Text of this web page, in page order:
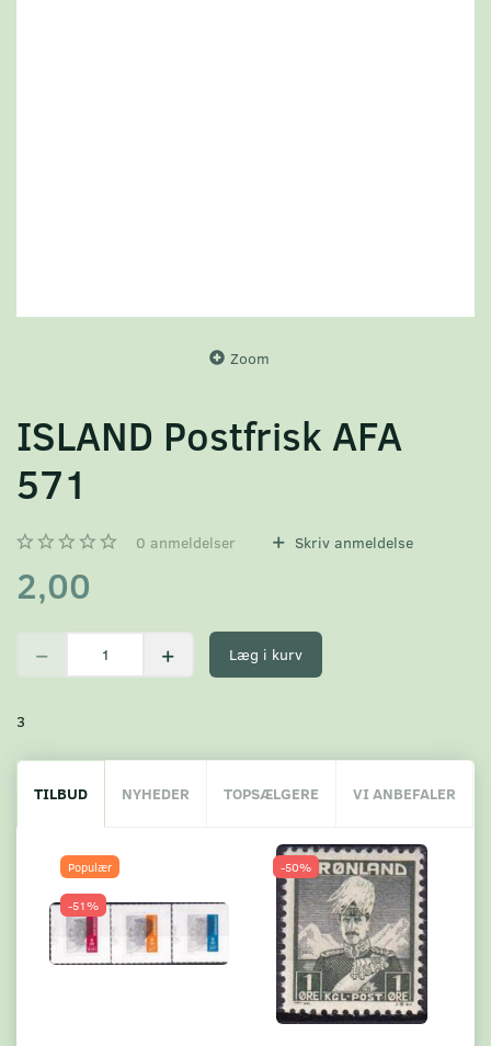
Zoom
ISLAND Postfrisk AFA
571
0 anmeldelser Skriv anmeldelse
2,00
Læg i kurv
3
TILBUD NYHEDER TOPSÆLGERE VI ANBEFALER
Populær
-51%
-50%